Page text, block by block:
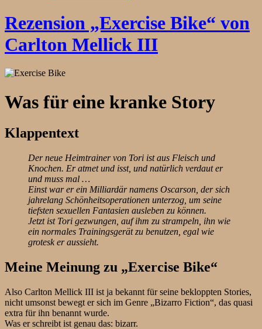
Rezension „Exercise Bike“ von
Carlton Mellick III
Was für eine kranke Story
Klappentext
Der neue Heimtrainer von Tori ist aus Fleisch und
Knochen. Er atmet und isst, und natürlich verdaut er
und muss mal …
Einst war er ein Milliardär namens Oscarson, der sich
jahrelang Schönheitsoperationen unterzog, um seine
tiefsten sexuellen Fantasien ausleben zu können.
Jetzt ist Tori gezwungen, auf ihm zu strampeln, ihn wie
ein normales Trainingsgerät zu benutzen, egal wie
grotesk er aussieht.
Meine Meinung zu „Exercise Bike“
Also Carlton Mellick III ist ja bekannt für seine bekloppten Stories,
nicht umsonst bewegt er sich im Genre „Bizarro Fiction“, das quasi
extra für ihn benannt wurde.
Was er schreibt ist genau das: bizarr.